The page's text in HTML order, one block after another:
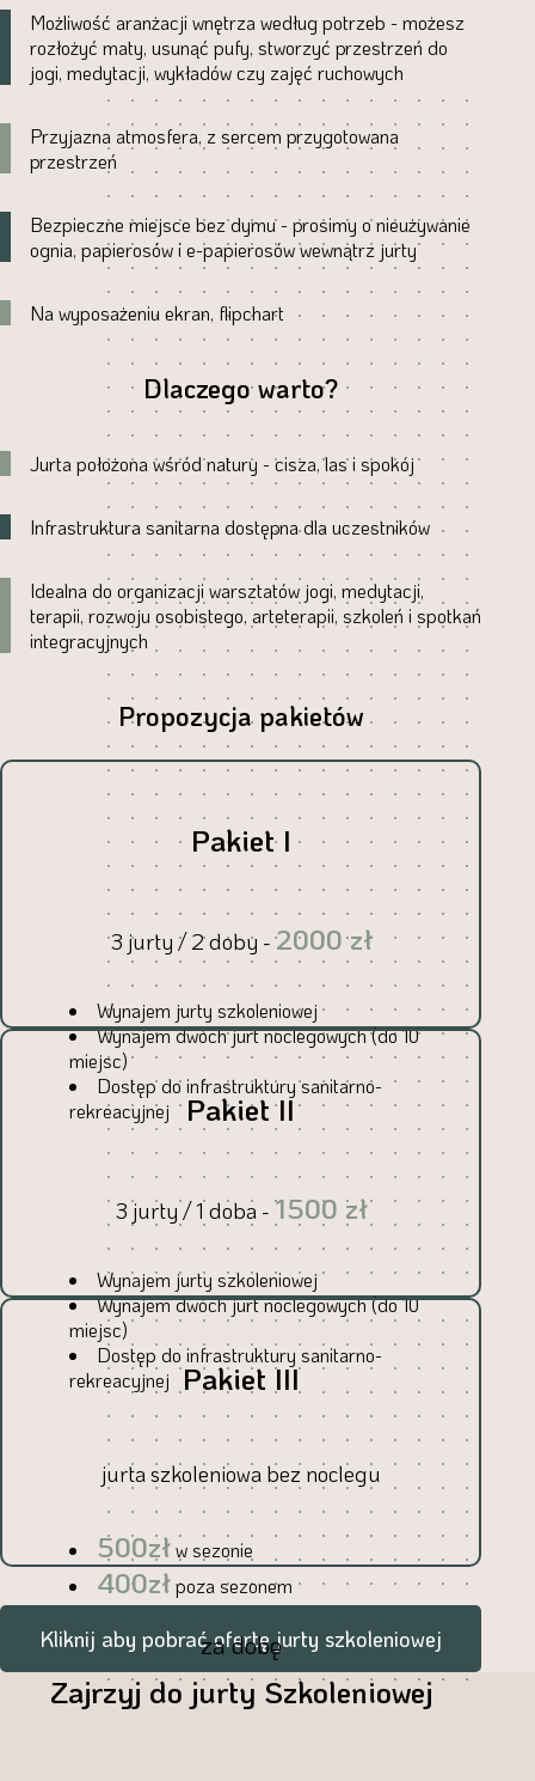
Możliwość aranżacji wnętrza według potrzeb - możesz
rozłożyć maty, usunąć pufy, stworzyć przestrzeń do
jogi, medytacji, wykładów czy zajęć ruchowych
Przyjazna atmosfera, z sercem przygotowana
przestrzeń
Bezpieczne miejsce bez dymu - prosimy o nieużywanie
ognia, papierosów i e-papierosów wewnątrz jurty
Na wyposażeniu ekran, flipchart
Dlaczego warto?
Jurta położona wśród natury - cisza, las i spokój
Infrastruktura sanitarna dostępna dla uczestników
Idealna do organizacji warsztatów jogi, medytacji,
terapii, rozwoju osobistego, arteterapii, szkoleń i spotkań
integracyjnych
Propozycja pakietów
Pakiet I
3 jurty / 2 doby -2000 zł
Wynajem jurty szkoleniowej
Wynajem dwóch jurt noclegowych (do 10
miejsc)
Dostęp do infrastruktury sanitarno-
rekreacyjnej
Pakiet II
3 jurty / 1 doba - 1500 zł
Wynajem jurty szkoleniowej
Wynajem dwóch jurt noclegowych (do 10
miejsc)
Dostęp do infrastruktury sanitarno-
rekreacyjnej
Pakiet III
jurta szkoleniowa bez noclegu
500złw sezonie
400złpoza sezonem
za dobę
Kliknij aby pobrać ofertę jurty szkoleniowej
Zajrzyj do jurty Szkoleniowej